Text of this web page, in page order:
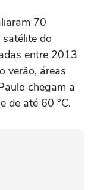
70
do
entre 2013
verão, áreas
chegam a
de até 60 °C.